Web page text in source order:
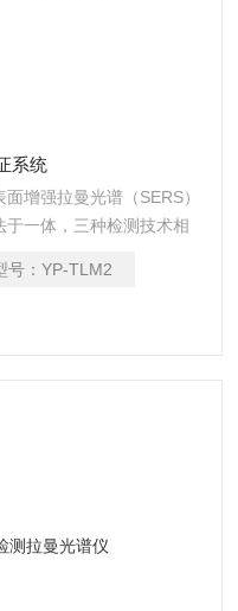
系统
增强拉曼光谱（SERS）
一体，三种检测技术相
号： YP-TLM2